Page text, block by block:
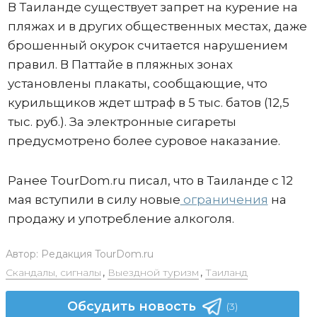
В Таиланде существует запрет на курение на
пляжах и в других общественных местах, даже
брошенный окурок считается нарушением
правил. В Паттайе в пляжных зонах
установлены плакаты, сообщающие, что
курильщиков ждет штраф в 5 тыс. батов (12,5
тыс. руб.). За электронные сигареты
предусмотрено более суровое наказание.
Ранее TourDom.ru писал, что в Таиланде с 12
мая вступили в силу новые ограничения на
продажу и употребление алкоголя.
Автор: Редакция TourDom.ru
Скандалы, сигналы , Выездной туризм , Таиланд
Обсудить новость (3)